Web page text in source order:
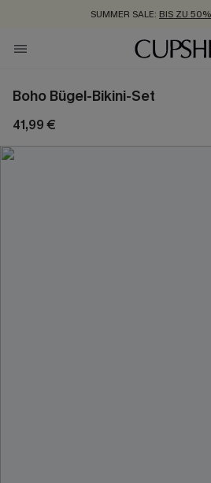
SUMMER SALE: BIS ZU
ZUM NEWSLETTER:BIS ZU -20%
KOSTENLOSER VERSAND
Boho Bügel-Bikini-Set
41,99 €